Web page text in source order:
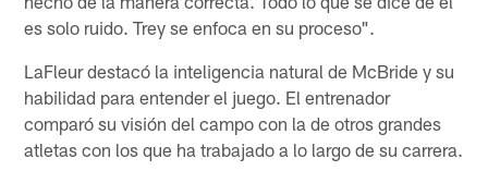
es solo ruido. Trey se enfoca en su proceso".
LaFleur destacó la inteligencia natural de McBride y su
habilidad para entender el juego. El entrenador
comparó su visión del campo con la de otros grandes
atletas con los que ha trabajado a lo largo de su carrera.